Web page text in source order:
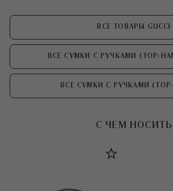
ВСЕ ТОВАРЫ GUCCI
ВСЕ СУМКИ С РУЧКАМИ (TOP-
ВСЕ СУМКИ С РУЧКАМИ (TOP-
С ЧЕМ НОСИТЬ